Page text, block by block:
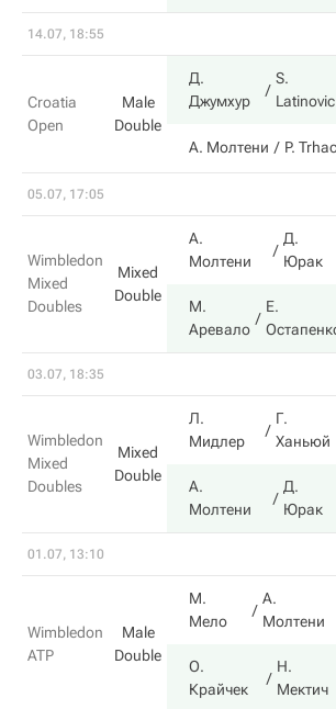
14.07, 18:55
Croatia
Open
Male
Double
Д.
Джумхур
S.
Latinovic
А. Молтени P. Trhac
05.07, 17:05
Wimbledon
Mixed
Doubles
Mixed
Double
А.
Молтени
Д.
Юрак
М.
Аревало
Е.
03.07, 18:35
Wimbledon
Mixed
Doubles
Mixed
Double
Л.
Мидлер
Г.
Ханьюй
А.
Молтени
Д.
Юрак
01.07, 13:10
Wimbledon
ATP
Male
Double
М.
Мело
А.
Молтени
О.
Крайчек
Н.
Мектич